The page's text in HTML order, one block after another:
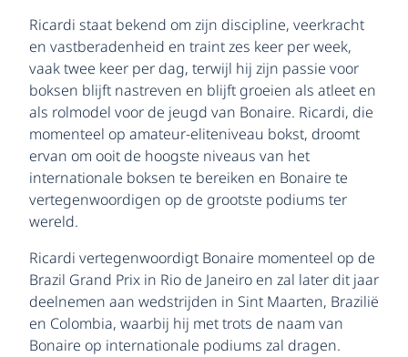
Ricardi staat bekend om zijn discipline, veerkracht
en vastberadenheid en traint zes keer per week,
vaak twee keer per dag, terwijl hij zijn passie voor
boksen blijft nastreven en blijft groeien als atleet en
als rolmodel voor de jeugd van Bonaire. Ricardi, die
momenteel op amateur-eliteniveau bokst, droomt
ervan om ooit de hoogste niveaus van het
internationale boksen te bereiken en Bonaire te
vertegenwoordigen op de grootste podiums ter
wereld.
Ricardi vertegenwoordigt Bonaire momenteel op de
Brazil Grand Prix in Rio de Janeiro en zal later dit jaar
deelnemen aan wedstrijden in Sint Maarten, Brazilië
en Colombia, waarbij hij met trots de naam van
Bonaire op internationale podiums zal dragen.